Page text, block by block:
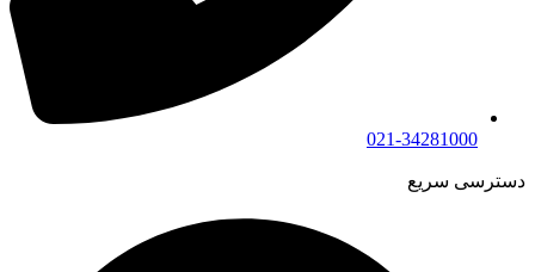
021-34281000
دسترسی سریع